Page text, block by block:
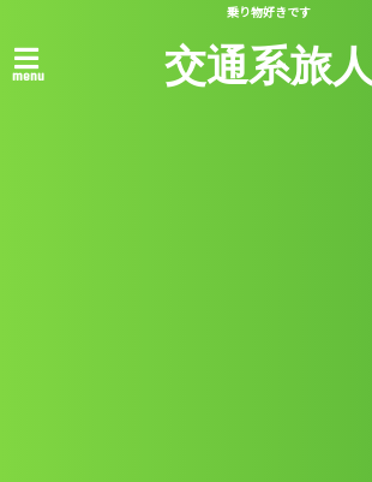
乗り物好きです
menu 交通系旅人